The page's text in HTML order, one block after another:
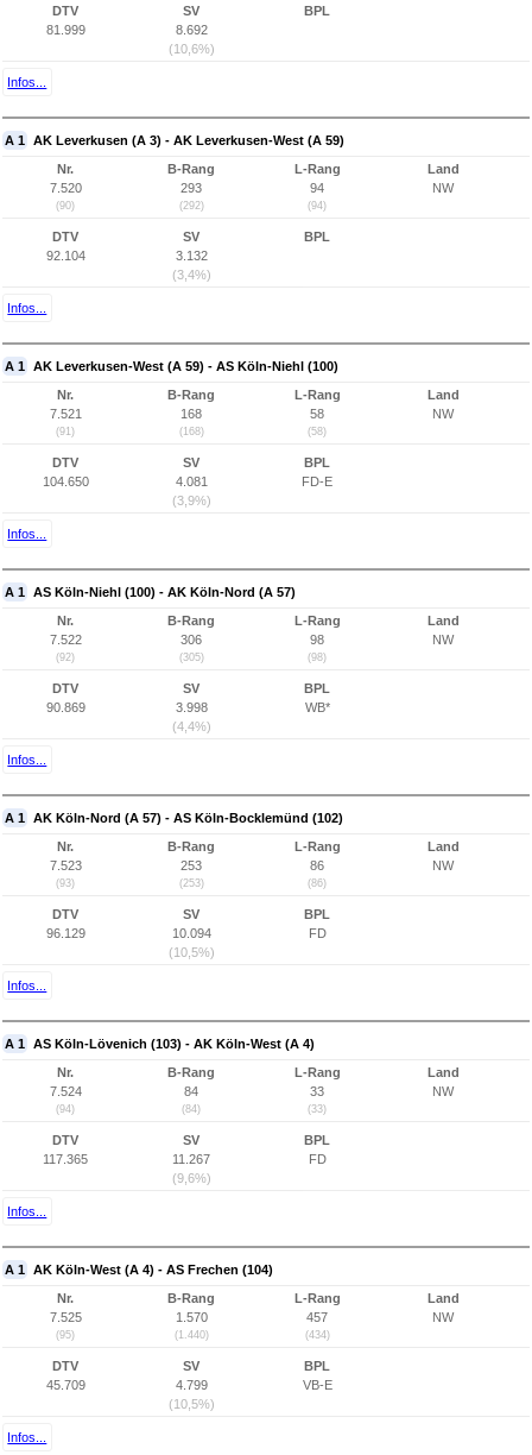
DTV
81.999
SV
8.692
(10,6%)
BPL
Infos...
A 1 AK Leverkusen (A 3) - AK Leverkusen-West (A 59)
Nr.
7.520
(90)
B-Rang
293
(292)
L-Rang
94
(94)
Land
NW
DTV
92.104
SV
3.132
(3,4%)
BPL
Infos...
A 1 AK Leverkusen-West (A 59) - AS Köln-Niehl (100)
Nr.
7.521
(91)
B-Rang
168
(168)
L-Rang
58
(58)
Land
NW
DTV
104.650
SV
4.081
(3,9%)
BPL
FD-E
Infos...
A 1 AS Köln-Niehl (100) - AK Köln-Nord (A 57)
Nr.
7.522
(92)
B-Rang
306
(305)
L-Rang
98
(98)
Land
NW
DTV
90.869
SV
3.998
(4,4%)
BPL
WB*
Infos...
A 1 AK Köln-Nord (A 57) - AS Köln-Bocklemünd (102)
Nr.
7.523
(93)
B-Rang
253
(253)
L-Rang
86
(86)
Land
NW
DTV
96.129
SV
10.094
(10,5%)
BPL
FD
Infos...
A 1 AS Köln-Lövenich (103) - AK Köln-West (A 4)
Nr.
7.524
(94)
B-Rang
84
(84)
L-Rang
33
(33)
Land
NW
DTV
117.365
SV
11.267
(9,6%)
BPL
FD
Infos...
A 1 AK Köln-West (A 4) - AS Frechen (104)
Nr.
7.525
(95)
B-Rang
1.570
(1.440)
L-Rang
457
(434)
Land
NW
DTV
45.709
SV
4.799
(10,5%)
BPL
VB-E
Infos...